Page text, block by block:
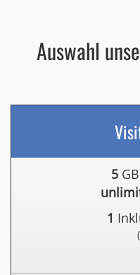
Auswahl
5
1
(